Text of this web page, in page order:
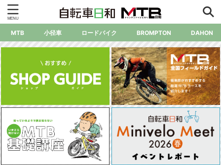
MTB 小径車 ロードバイク BROMPTON DAHON